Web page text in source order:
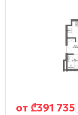
от ₾391 735